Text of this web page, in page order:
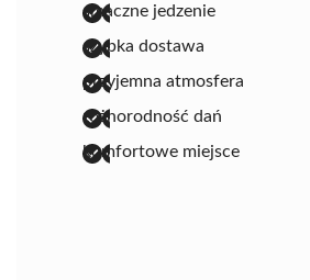
smaczne jedzenie
szybka dostawa
przyjemna atmosfera
różnorodność dań
komfortowe miejsce